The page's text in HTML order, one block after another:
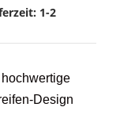
1-2
Design